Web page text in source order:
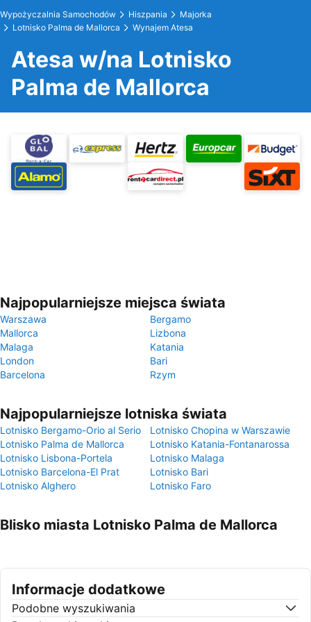
Wypożyczalnia Samochodów Hiszpania
Majorka
Lotnisko Palma de Mallorca
Wynajem Atesa
Atesa w/na Lotnisko
Palma de Mallorca
Najpopularniejsze miejsca świata
Warszawa
Bergamo
Mallorca
Lizbona
Malaga
Katania
London
Bari
Barcelona
Rzym
Najpopularniejsze lotniska świata
Lotnisko Bergamo-Orio al Serio
Lotnisko Chopina w Warszawie
Lotnisko Palma de Mallorca
Lotnisko Katania-Fontanarossa
Lotnisko Lisbona-Portela
Lotnisko Malaga
Lotnisko Barcelona-El Prat
Lotnisko Bari
Lotnisko Alghero
Lotnisko Faro
Blisko miasta Lotnisko Palma de Mallorca
Informacje dodatkowe
Podobne wyszukiwania